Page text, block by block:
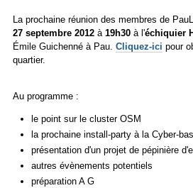
La prochaine réunion des membres de
27 septembre 2012 à19h30 à l'échiquier
Émile Guichenné à Pau.Cliquez-ici pour
quartier.
Au programme :
le point sur le cluster OSM
la prochaine install-party à la Cyber-
présentation d'un projet de pépinière
autres évènements potentiels
préparation A G